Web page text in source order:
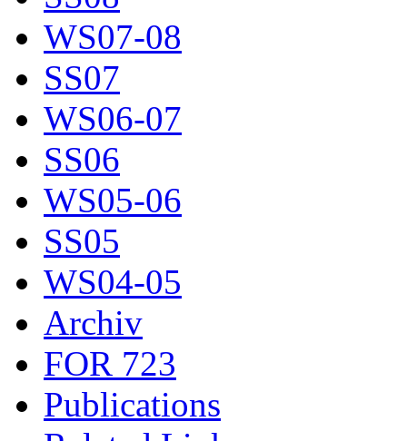
WS07-08
SS07
WS06-07
SS06
WS05-06
SS05
WS04-05
Archiv
FOR 723
Publications